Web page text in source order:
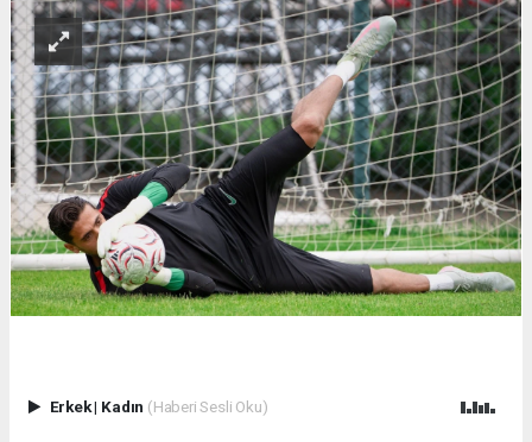
Erkek| Kadın (Haberi Sesli Oku)